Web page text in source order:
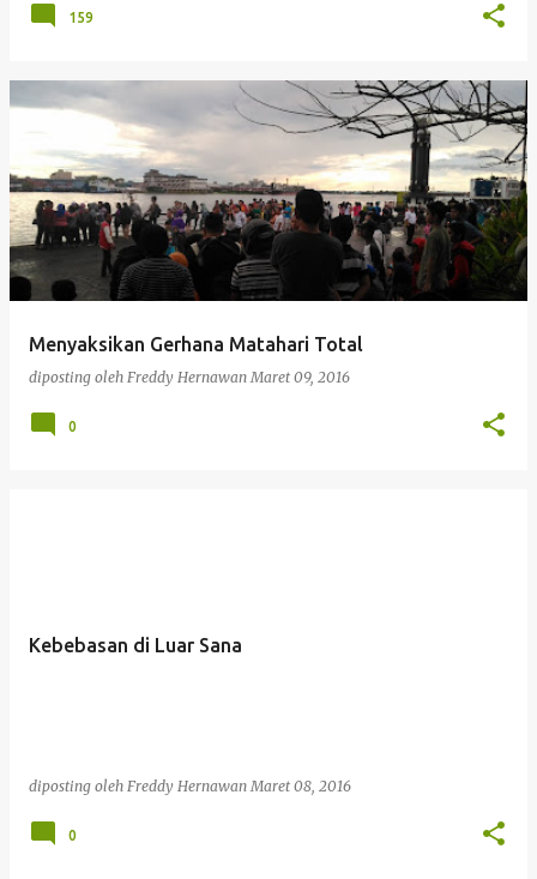
159
Menyaksikan Gerhana Matahari Total
diposting oleh Freddy Hernawan Maret 09, 2016
0
Kebebasan di Luar Sana
diposting oleh Freddy Hernawan Maret 08, 2016
0